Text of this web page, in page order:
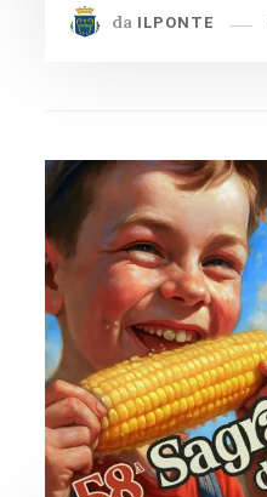
da ILPONTE